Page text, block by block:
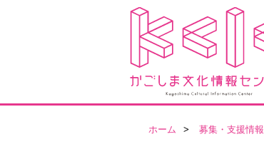
ホーム > 募集・支援情報